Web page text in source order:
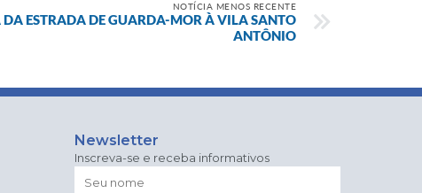
NOTÍCIA MENOS RECENTE
ESTRADA DE GUARDA-MOR À VILA SANTO
ANTÔNIO
Newsletter
Inscreva-se e receba informativos